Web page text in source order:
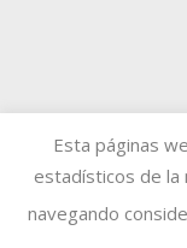
Esta páginas
estadísticos de la
navegando